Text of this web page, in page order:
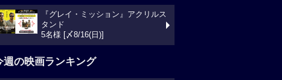
『グレイ・ミッション』アクリルス
タンド
5名様 [〆8/16(日)]
週の映画ランキング